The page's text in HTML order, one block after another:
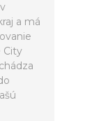
a má
City